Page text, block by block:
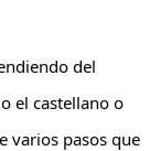
del
el castellano o
varios pasos que